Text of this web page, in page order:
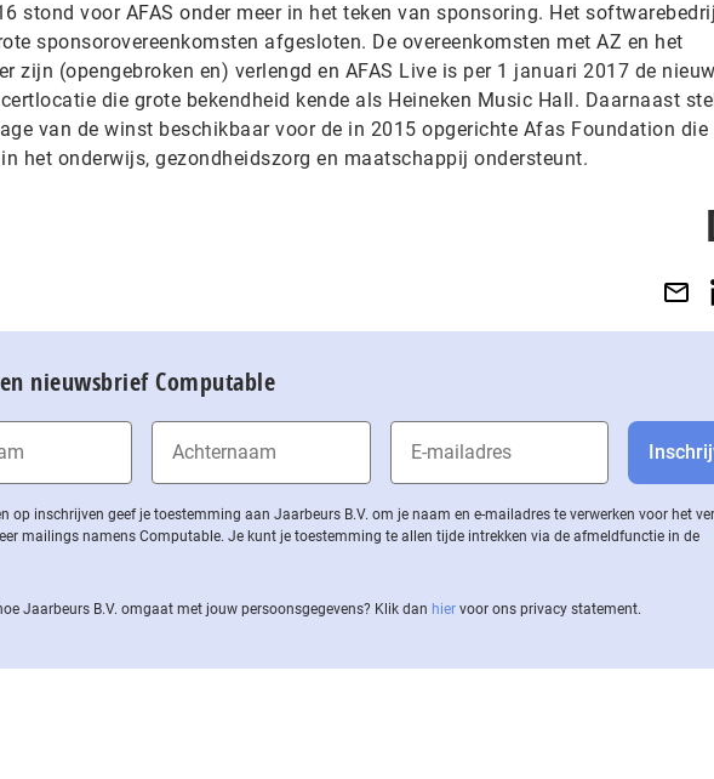
stond voor AFAS onder meer in het teken van sponsoring. Het
sponsorovereenkomsten afgesloten. De overeenkomsten met AZ en het
zijn (opengebroken en) verlengd en AFAS Live is per 1 januari 2017 de
die grote bekendheid kende als Heineken Music Hall. Daarnaast
van de winst beschikbaar voor de in 2015 opgerichte Afas Foundation die
het onderwijs, gezondheidszorg en maatschappij ondersteunt.
nieuwsbrief Computable
op inschrijven geef je toestemming aan Jaarbeurs B.V. om je naam en e-mailadres te verwerken voor het
mailings namens Computable. Je kunt je toestemming te allen tijde intrekken via de af­meld­func­tie in de
Jaarbeurs B.V. omgaat met jouw per­soons­ge­ge­vens? Klik dan hier voor ons privacy statement.